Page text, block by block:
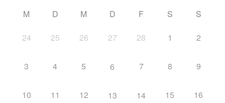
M D M D F S S
24 25 26 27 28 1 2
3 4 5 6 7 8 9
10 11 12 13 14 15 16